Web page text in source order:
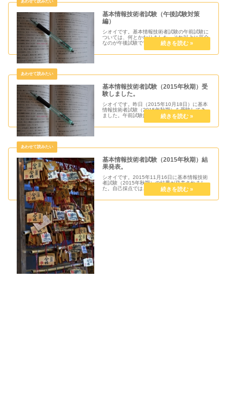
基本情報技術者試験（午後試験対策
編）
シオイです。基本情報技術者試験の午前試験に
ついては、何とかなりました。それ以上に厄介
なのが午後試験です。今回は、その午後試験対
策についてお話しします。基本情報技術者試験
の午後試験について基本情報技術者試験の午後
基本情報技術者試験（2015年秋期）受
験しました。
シオイです。昨日（2015年10月18日）に基本
情報技術者試験（2015年秋期）を受験してき
ました。午前試験は免除資格を持っているの
で、午後試験のみの受験です。試験前に身内の
死去があったり、なかなか朝が起きれず思った
基本情報技術者試験（2015年秋期）結
果発表。
シオイです。2015年11月16日に基本情報技術
者試験（2015年秋期）の結果が発表されまし
た。自己採点では、合格ラインは超えていまし
たが、実際の結果はどうだったのか？受験結果
について情報処理技術者試験の成績は、以下の